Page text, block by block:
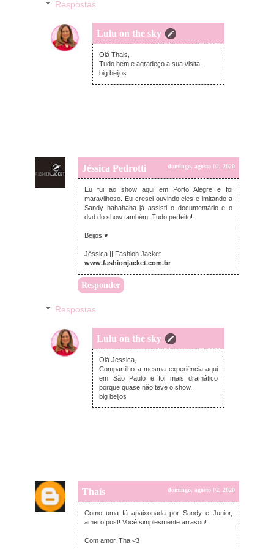
Respostas
Lulu on the sky
segunda-feira, agosto 03, 2020
Olá Thais,
Tudo bem e agradeço a sua visita.
big beijos
Jéssica Pedrotti domingo, agosto 02, 2020
Eu fui ao show aqui em Porto Alegre e foi
maravilhoso. Eu cresci ouvindo eles e imitando a
Sandy hahahaha já assisti o documentário e o
dvd do show também. Tudo perfeito!
Beijos ♥
Jéssica || Fashion Jacket
www.fashionjacket.com.br
Responder
Respostas
Lulu on the sky
segunda-feira, agosto 03, 2020
Olá Jessica,
Compartilho a mesma experiência aqui
em São Paulo e foi mais dramático
porque quase não teve o show.
big beijos
Thaís domingo, agosto 02, 2020
Como uma fã apaixonada por Sandy e Junior,
amei o post! Você simplesmente arrasou!
Com amor, Tha <3